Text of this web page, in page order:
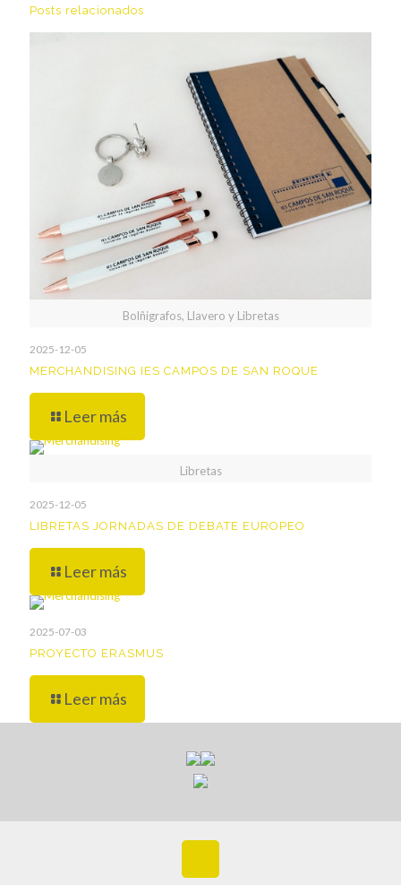
Posts relacionados
Bolñigrafos, Llavero y Libretas
2025-12-05
MERCHANDISING IES CAMPOS DE SAN ROQUE
Leer más
Libretas
2025-12-05
LIBRETAS JORNADAS DE DEBATE EUROPEO
Leer más
2025-07-03
PROYECTO ERASMUS
Leer más